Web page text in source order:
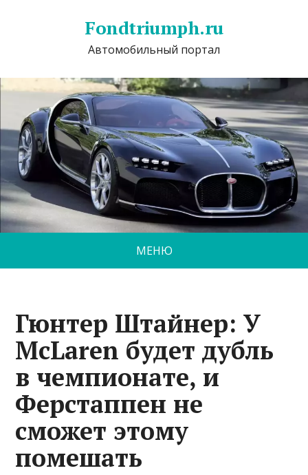
Fondtriumph.ru
Автомобильный портал
МЕНЮ
Гюнтер Штайнер: У
McLaren будет дубль
в чемпионате, и
Ферстаппен не
сможет этому
помешать